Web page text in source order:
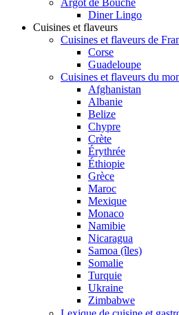
Argot de Bouche
Diner Lingo
Cuisines et flaveurs
Cuisines et flaveurs de
Corse
Guadeloupe
Cuisines et flaveurs du
Afghanistan
Albanie
Belize
Chypre
Crète
Érythrée
Éthiopie
Grèce
Maroc
Mexique
Monaco
Namibie
Nicaragua
Samoa (îles)
Somalie
Turquie
Ukraine
Zimbabwe